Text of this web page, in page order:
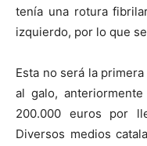
tenía una rotura
izquierdo, por lo que
Esta no será la
al galo,
200.000 euros por
Diversos medios